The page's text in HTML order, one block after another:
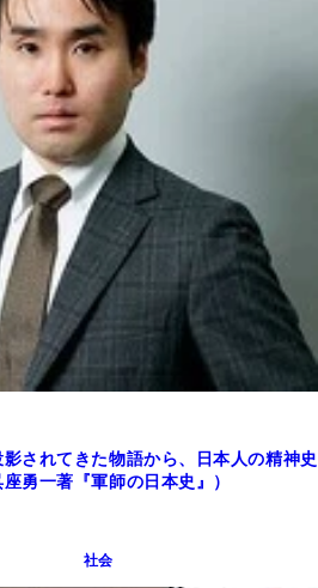
されてきた物語から、日本人の精神史
勇一著『軍師の日本史』）
社会